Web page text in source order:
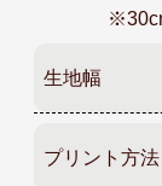
生地幅
プリント方法